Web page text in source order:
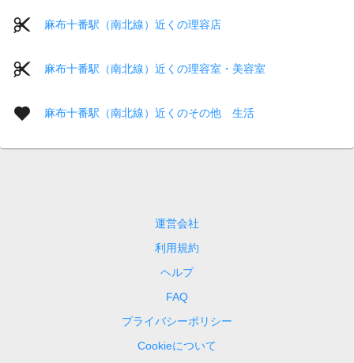
麻布十番駅（南北線）近くの理容店
麻布十番駅（南北線）近くの理容室・美容室
麻布十番駅（南北線）近くのその他 生活
運営会社
利用規約
ヘルプ
FAQ
プライバシーポリシー
Cookieについて